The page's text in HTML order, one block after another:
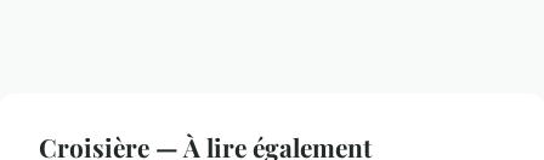
Croisière — À lire également